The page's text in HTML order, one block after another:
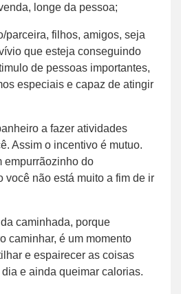
longe da pessoa;
parceira, filhos, amigos, seja
que esteja conseguindo
de pessoas importantes,
especiais e capaz de atingir
a fazer atividades
Assim o incentivo é mutuo.
empurrãozinho do
você não está muito a fim de ir
caminhada, porque
caminhar, é um momento
e espairecer as coisas
e ainda queimar calorias.